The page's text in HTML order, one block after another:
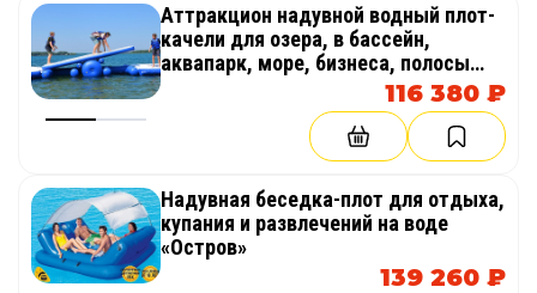
Аттракцион надувной водный плот-
качели для озера, в бассейн,
аквапарк, море, бизнеса, полосы
116 380 ₽
Надувная беседка-плот для отдыха,
купания и развлечений на воде
«Остров»
139 260 ₽